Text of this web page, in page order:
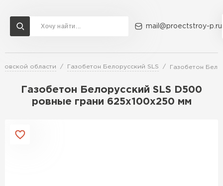
mail@proectstroy-p.ru
области Газобетон Белорусский SLS Газобетон
Газобетон Белорусский SLS D500
ровные грани 625х100х250 мм
Доставка и оплата Акции О компании Контакты
Перейти в каталог
Газобетон Бонолит